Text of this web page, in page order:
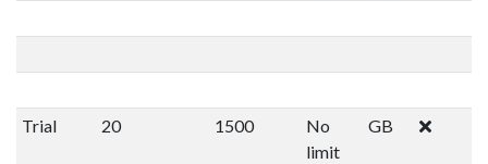
Trial 20 1500
No
limit
GB